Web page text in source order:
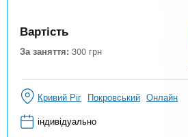
Вартість
За заняття: 300 грн
Кривий Ріг Покровський Онлайн
індивідуально